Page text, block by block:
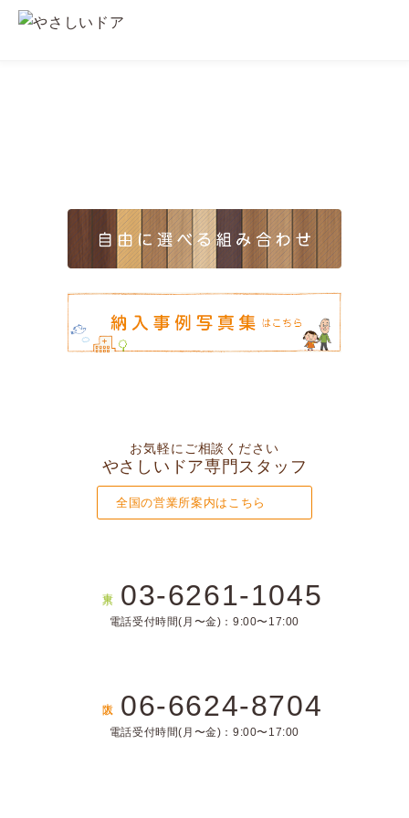
お気軽にご相談ください
やさしいドア専門スタッフ
全国の営業所案内はこちら
03-6261-1045
電話受付時間(月〜金)：9:00〜17:00
06-6624-8704
電話受付時間(月〜金)：9:00〜17:00